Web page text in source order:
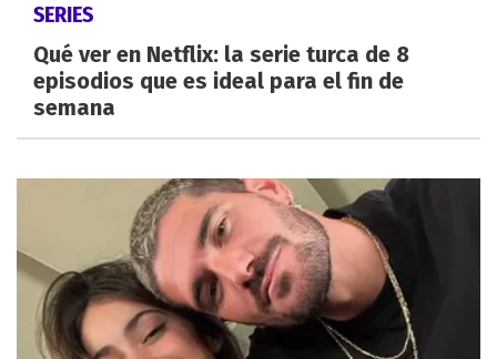
SERIES
Qué ver en Netflix: la serie turca de 8
episodios que es ideal para el fin de
semana